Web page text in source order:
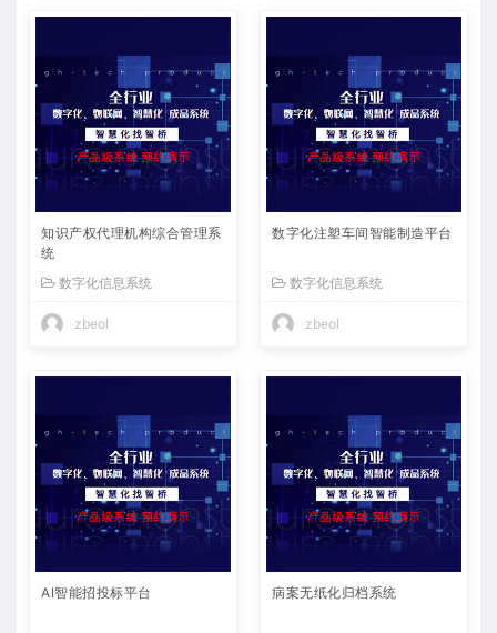
知识产权代理机构综合管理系
统
数字化信息系统
zbeol
数字化注塑车间智能制造平台
数字化信息系统
zbeol
AI智能招投标平台 病案无纸化归档系统